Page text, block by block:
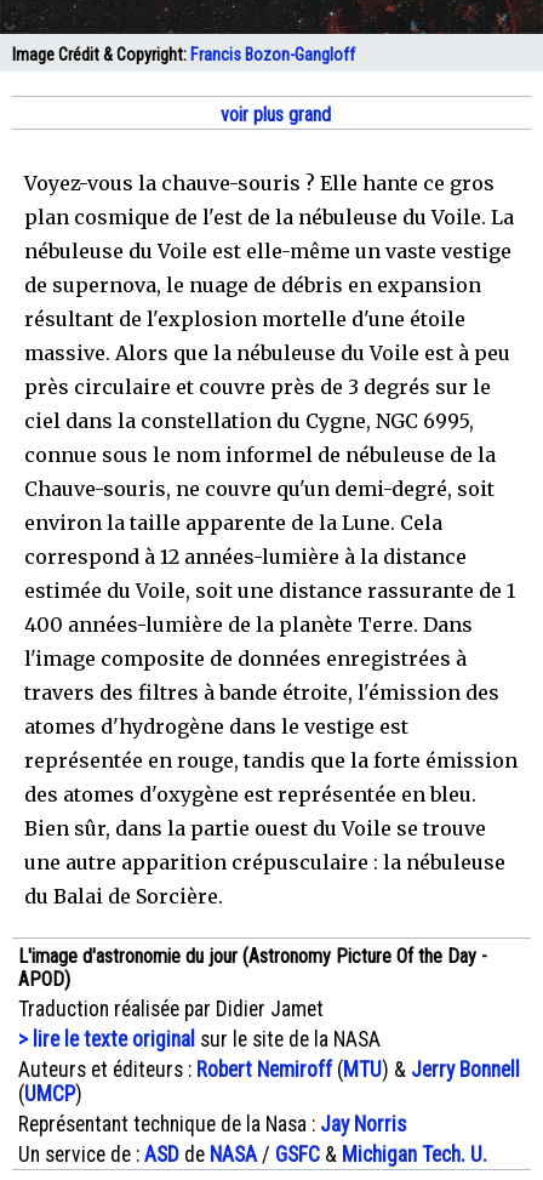
Image Crédit & Copyright: Francis Bozon-Gangloff
voir plus grand
Voyez-vous la chauve-souris ? Elle hante ce gros
plan cosmique de l'est de la nébuleuse du Voile. La
nébuleuse du Voile est elle-même un vaste vestige
de supernova, le nuage de débris en expansion
résultant de l'explosion mortelle d'une étoile
massive. Alors que la nébuleuse du Voile est à peu
près circulaire et couvre près de 3 degrés sur le
ciel dans la constellation du Cygne, NGC 6995,
connue sous le nom informel de nébuleuse de la
Chauve-souris, ne couvre qu'un demi-degré, soit
environ la taille apparente de la Lune. Cela
correspond à 12 années-lumière à la distance
estimée du Voile, soit une distance rassurante de 1
400 années-lumière de la planète Terre. Dans
l'image composite de données enregistrées à
travers des filtres à bande étroite, l'émission des
atomes d'hydrogène dans le vestige est
représentée en rouge, tandis que la forte émission
des atomes d'oxygène est représentée en bleu.
Bien sûr, dans la partie ouest du Voile se trouve
une autre apparition crépusculaire : la nébuleuse
du Balai de Sorcière.
L'image d'astronomie du jour (Astronomy Picture Of the Day -
APOD)
Traduction réalisée par Didier Jamet
> lire le texte original sur le site de la NASA
Auteurs et éditeurs : Robert Nemiroff( MTU) & Jerry Bonnell
(UMCP)
Représentant technique de la Nasa : Jay Norris
Un service de : ASD de NASA/ GSFC & Michigan Tech. U.